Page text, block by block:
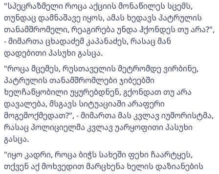
"სპეცრაზმელი როცა აქციის მონაწილეს სცემს,
თუნდაც დამნაშავე იყოს, ამას ხედავს პატრულის
თანამშრომელი, რეაგირება უნდა ჰქონდეს თუ არა?",
- მიმართა ცხადაძემ კაპანაძეს, რასაც მან
დადებითი პასუხი გასცა.
"როცა მცემეს, რუსთაველის მეტრომდე ვირბინე,
პატრულის თანამშრომლები ჯიბეებში
ხელჩაწყობილი უყურებდნენ, გქონდათ თუ არა
დავალება, მსგავს სიტუაციაში არაფერი
მოგემოქმედათ?", - მიმართა მას კვლავ იუმორისტმა,
რასაც პოლიციელმა კვლავ უარყოფითი პასუხი
გასცა.
"იყო კადრი, როცა ბიჭს სახეში ფეხი ჩაარტყეს,
თქვენ აქ მოხვედით მარცხენა ხელის დაზიანების